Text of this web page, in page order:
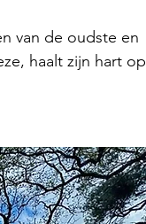
van de oudste en
haalt zijn hart op